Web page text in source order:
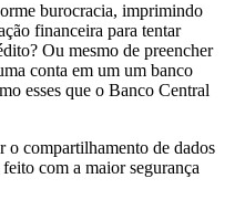
burocracia, imprimindo
financeira para tentar
Ou mesmo de preencher
conta em um um banco
esses que o Banco Central
o compartilhamento de dados
com a maior segurança